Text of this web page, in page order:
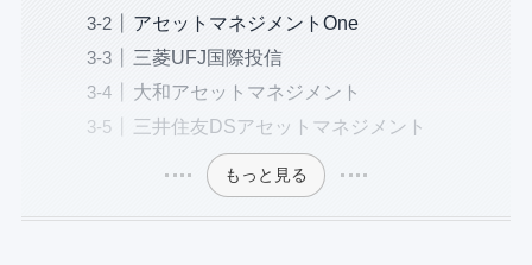
アセットマネジメントOne
三菱UFJ国際投信
大和アセットマネジメント
三井住友DSアセットマネジメント
もっと見る